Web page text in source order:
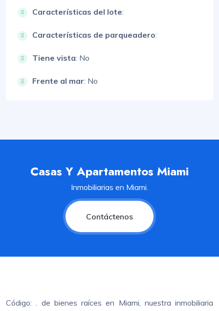
Características del lote:
Características de parqueadero:
Tiene vista: No
Frente al mar: No
Casas Y Apartamentos Miami
Inmobiliarias en Miami.
Contáctenos
Código: . de bienes raíces en Miami, nuestra inmobiliaria